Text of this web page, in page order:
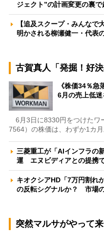
ジェクト”の計画変更の裏
【追及スクープ・みんなで
明かされる柳瀬健一・代表
古賀真人「発掘！好決
《株価34％急
6月の売上低
6月3日に8330円をつけたワ
7564）の株価は、わずか1カ
三菱重工が「AIインフラの
運 エヌビディアとの提携
キオクシアHD「7万円割れ
の反転シグナルか？ 市場
突然マルサがやって来